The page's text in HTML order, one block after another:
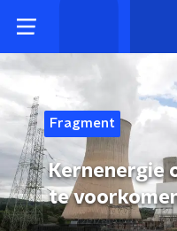
Fragment
Kernenergie
te